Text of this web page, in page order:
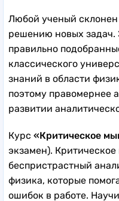
Любой ученый
решению новых задач.
правильно
классического
знаний в области
поэтому правомернее
развитии
Курс «Критическое
экзамен).
беспристрастный
физика, которые
ошибок в работе.